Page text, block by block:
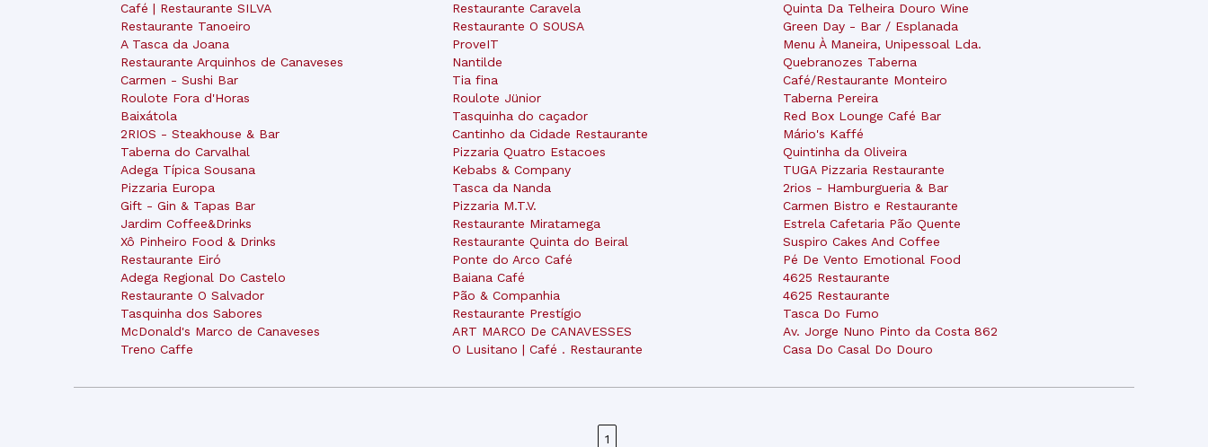
Café | Restaurante SILVA
Restaurante Tanoeiro
A Tasca da Joana
Restaurante Arquinhos de Canaveses
Carmen - Sushi Bar
Roulote Fora d'Horas
Baixátola
2RIOS - Steakhouse & Bar
Taberna do Carvalhal
Adega Típica Sousana
Pizzaria Europa
Gift - Gin & Tapas Bar
Jardim Coffee&Drinks
Xô Pinheiro Food & Drinks
Restaurante Eiró
Adega Regional Do Castelo
Restaurante O Salvador
Tasquinha dos Sabores
McDonald's Marco de Canaveses
Treno Caffe
Restaurante Caravela
Restaurante O SOUSA
ProveIT
Nantilde
Tia fina
Roulote Jünior
Tasquinha do caçador
Cantinho da Cidade Restaurante
Pizzaria Quatro Estacoes
Kebabs & Company
Tasca da Nanda
Pizzaria M.T.V.
Restaurante Miratamega
Restaurante Quinta do Beiral
Ponte do Arco Café
Baiana Café
Pão & Companhia
Restaurante Prestígio
ART MARCO De CANAVESSES
O Lusitano | Café . Restaurante
Quinta Da Telheira Douro Wine
Green Day - Bar / Esplanada
Menu À Maneira, Unipessoal Lda.
Quebranozes Taberna
Café/Restaurante Monteiro
Taberna Pereira
Red Box Lounge Café Bar
Mário's Kaffé
Quintinha da Oliveira
TUGA Pizzaria Restaurante
2rios - Hamburgueria & Bar
Carmen Bistro e Restaurante
Estrela Cafetaria Pão Quente
Suspiro Cakes And Coffee
Pé De Vento Emotional Food
4625 Restaurante
4625 Restaurante
Tasca Do Fumo
Av. Jorge Nuno Pinto da Costa 862
Casa Do Casal Do Douro
1